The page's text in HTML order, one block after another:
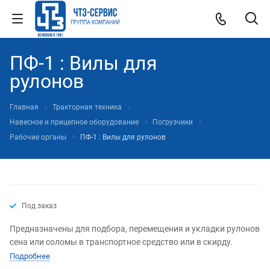
ПФ-1 : Вилы для
рулонов
Главная
Тракторная техника
Навесное и прицепное оборудование
Погрузчики
Рабочие органы
ПФ-1 : Вилы для рулонов
Под заказ
Предназначены для подбора, перемещения и укладки рулонов
сена или соломы в транспортное средство или в скирду.
Подробнее